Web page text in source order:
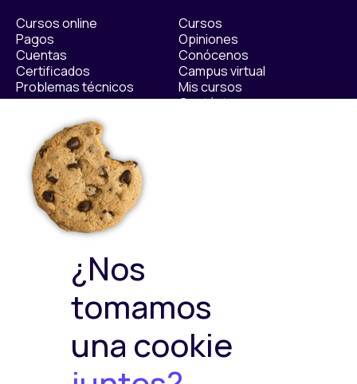
Cursos online
Pagos
Cuentas
Certificados
Problemas técnicos
Cursos
Opiniones
Conócenos
Campus virtual
Mis cursos
Contáctanos​
Políticas
Política Privacidad
Política de Cookies
Política de ventas y
devoluciones
Medioambiente
Política de Seguridad de la
Información
Plataformas de pago
¿Nos
tomamos
una cookie